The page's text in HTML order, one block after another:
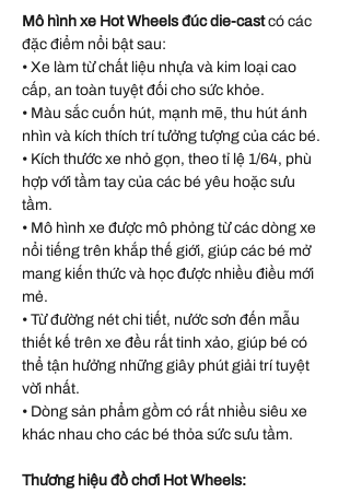
Mô hình xe Hot Wheels đúc die-castcó các
đặc điểm nổi bật sau:
• Xe làm từ chất liệu nhựa và kim loại cao
cấp, an toàn tuyệt đối cho sức khỏe.
• Màu sắc cuốn hút, mạnh mẽ, thu hút ánh
nhìn và kích thích trí tưởng tượng của các bé.
• Kích thước xe nhỏ gọn, theo tỉ lệ 1/64, phù
hợp với tầm tay của các bé yêu hoặc sưu
tầm.
• Mô hình xe được mô phỏng từ các dòng xe
nổi tiếng trên khắp thế giới, giúp các bé mở
mang kiến thức và học được nhiều điều mới
mẻ.
• Từ đường nét chi tiết, nước sơn đến mẫu
thiết kế trên xe đều rất tinh xảo, giúp bé có
thể tận hưởng những giây phút giải trí tuyệt
vời nhất.
• Dòng sản phẩm gồm có rất nhiều siêu xe
khác nhau cho các bé thỏa sức sưu tầm.
Thương hiệu đồ chơi Hot Wheels: